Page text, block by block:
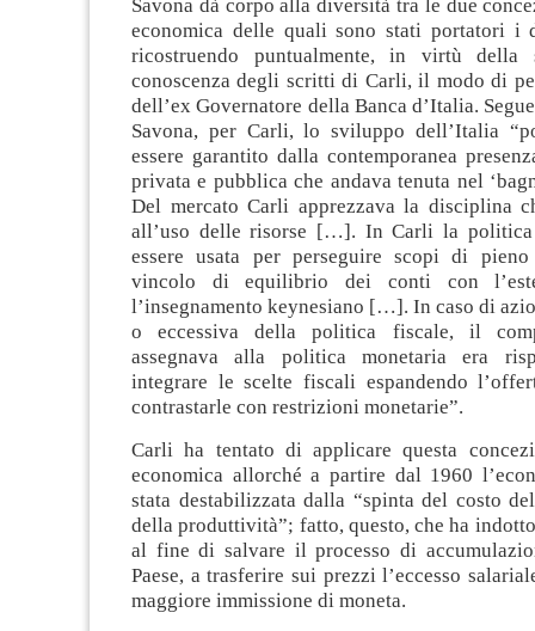
Savona dà corpo alla diversità tra le due
economica delle quali sono stati portatori i
ricostruendo puntualmente, in virtù della
conoscenza degli scritti di Carli, il modo di
dell’ex Governatore della Banca d’Italia.
Savona, per Carli, lo sviluppo dell’Italia
essere garantito dalla contemporanea
privata e pubblica che andava tenuta nel
Del mercato Carli apprezzava la disciplina
all’uso delle risorse […]. In Carli la politica
essere usata per perseguire scopi di
vincolo di equilibrio dei conti con
l’insegnamento keynesiano […]. In caso di
o eccessiva della politica fiscale, il
assegnava alla politica monetaria era
integrare le scelte fiscali espandendo
contrastarle con restrizioni monetarie”.
Carli ha tentato di applicare questa
economica allorché a partire dal 1960
stata destabilizzata dalla “spinta del costo
della produttività”; fatto, questo, che ha
al fine di salvare il processo di
Paese, a trasferire sui prezzi l’eccesso
maggiore immissione di moneta.